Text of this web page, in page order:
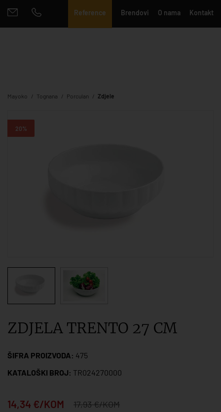
Reference Brendovi O nama Kontakt
Mayoko Tognana Porculan Zdjele
20%
ZDJELA TRENTO 27 CM
ŠIFRA PROIZVODA: 475
KATALOŠKI BROJ: TR024270000
14,34 €/KOM 17,93 €/KOM